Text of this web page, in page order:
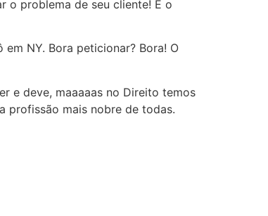
o problema de seu cliente! E o
NY. Bora peticionar? Bora! O
e deve, maaaaas no Direito temos
profissão mais nobre de todas.